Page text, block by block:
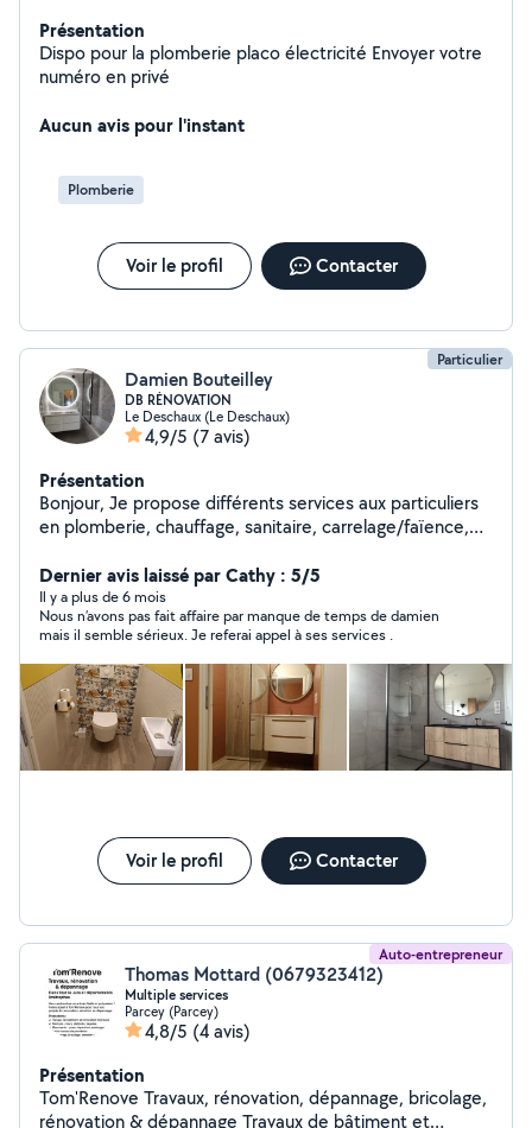
Présentation
Dispo pour la plomberie placo électricité Envoyer votre
numéro en privé
Aucun avis pour l'instant
Plomberie
Voir le profil Contacter
Particulier
Damien Bouteilley
DB RÉNOVATION
Le Deschaux (Le Deschaux)
4,9/5 (7 avis)
Présentation
Bonjour, Je propose différents services aux particuliers
en plomberie, chauffage, sanitaire, carrelage/faïence,
radiateur, réparation fuite, pose meuble vasque, WC
suspendu, etc) Veuillez me consulter. Merci.
Dernier avis laissé par Cathy : 5/5
Il y a plus de 6 mois
Nous n’avons pas fait affaire par manque de temps de damien
mais il semble sérieux. Je referai appel à ses services .
Voir le profil Contacter
Auto-entrepreneur
Thomas Mottard (0679323412)
Multiple services
Parcey (Parcey)
4,8/5 (4 avis)
Présentation
Tom'Renove Travaux, rénovation, dépannage, bricolage,
rénovation & dépannage Travaux de bâtiment et